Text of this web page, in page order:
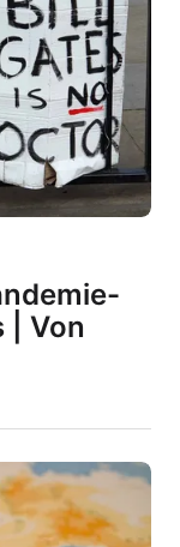
| Von